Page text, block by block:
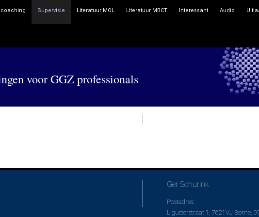
voor GGZ professionals
Ger Schurink
Postadres:
Ligusterstraat 1, 7621VJ Borne,
Supervisie Literatuur MOL Literatuur MBCT Interessant Audio